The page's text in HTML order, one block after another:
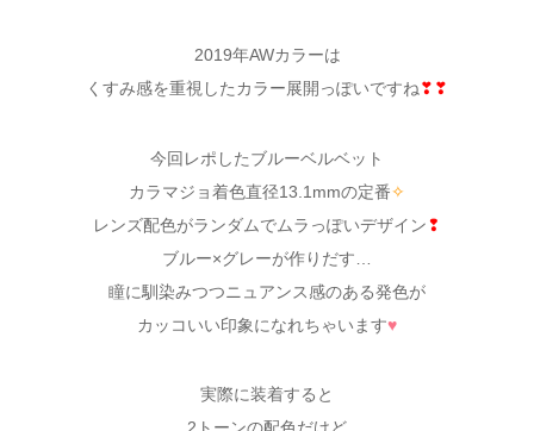
2019年AWカラーは
くすみ感を重視したカラー展開っぽいですね❣❣
今回レポしたブルーベルベット
カラマジョ着色直径13.1mmの定番✧
レンズ配色がランダムでムラっぽいデザイン❢
ブルー×グレーが作りだす…
瞳に馴染みつつニュアンス感のある発色が
カッコいい印象になれちゃいます♥
実際に装着すると